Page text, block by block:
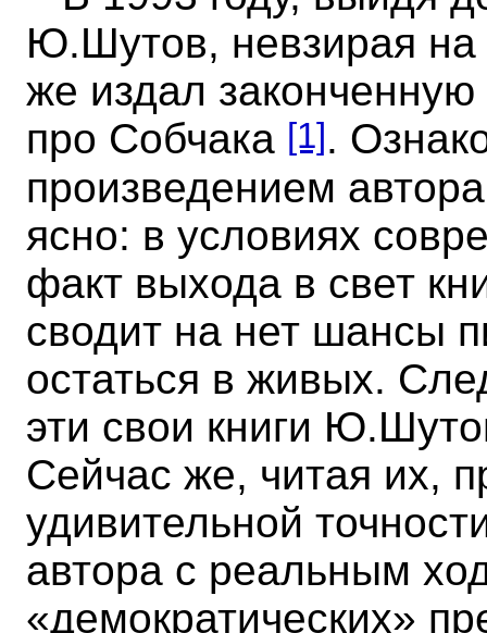
Ю.Шутов, невзирая на
же издал
про Собчака [1].
произведением
ясно: в условиях
факт выхода в свет
сводит на нет шансы
остаться в живых.
эти свои книги
Сейчас же, читая их,
удивительной
автора с реальным
«демократических»